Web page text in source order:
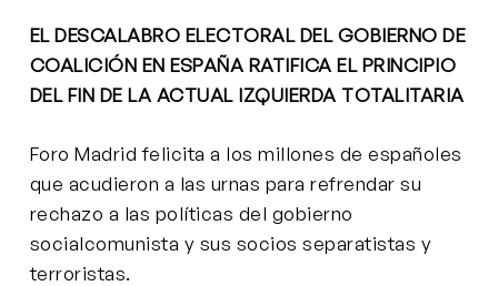
EL DESCALABRO ELECTORAL DEL GOBIERNO DE
COALICIÓN EN ESPAÑA RATIFICA EL PRINCIPIO
DEL FIN DE LA ACTUAL IZQUIERDA TOTALITARIA
Foro Madrid felicita a los millones de españoles
que acudieron a las urnas para refrendar su
rechazo a las políticas del gobierno
socialcomunista y sus socios separatistas y
terroristas.